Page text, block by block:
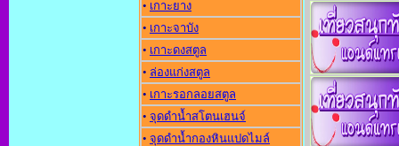
• เกาะยาง
• เกาะจาบัง
• เกาะดงสตูล
• ล่องแก่งสตูล
• เกาะรอกลอยสตูล
• จุดดำน้ำสโตนเฮนจ์
• จุดดำน้ำกองหินแปดไมล์